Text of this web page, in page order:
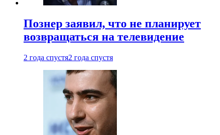
Познер заявил, что не планирует
возвращаться на телевидение
2 года спустя2 года спустя